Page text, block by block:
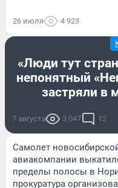
26 июля 4 923
«Люди тут
непонятный
застряли в
7 августа 3 047 12
Самолет
авиакомпании
пределы полосы в
прокуратура